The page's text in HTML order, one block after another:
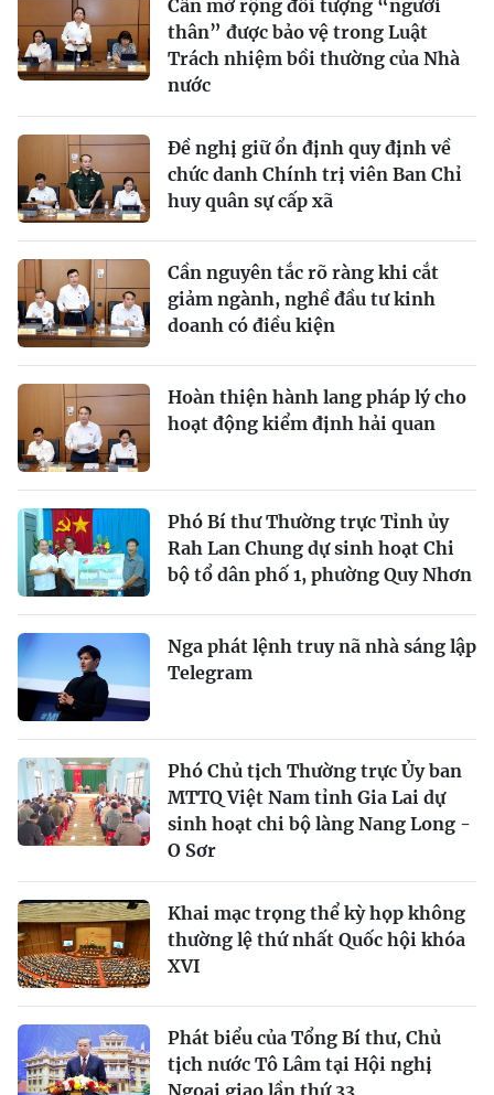
Cần mở rộng đối tượng “người
thân” được bảo vệ trong Luật
Trách nhiệm bồi thường của Nhà
nước
Đề nghị giữ ổn định quy định về
chức danh Chính trị viên Ban Chỉ
huy quân sự cấp xã
Cần nguyên tắc rõ ràng khi cắt
giảm ngành, nghề đầu tư kinh
doanh có điều kiện
Hoàn thiện hành lang pháp lý cho
hoạt động kiểm định hải quan
Phó Bí thư Thường trực Tỉnh ủy
Rah Lan Chung dự sinh hoạt Chi
bộ tổ dân phố 1, phường Quy Nhơn
Nga phát lệnh truy nã nhà sáng lập
Telegram
Phó Chủ tịch Thường trực Ủy ban
MTTQ Việt Nam tỉnh Gia Lai dự
sinh hoạt chi bộ làng Nang Long -
O Sơr
Khai mạc trọng thể kỳ họp không
thường lệ thứ nhất Quốc hội khóa
XVI
Phát biểu của Tổng Bí thư, Chủ
tịch nước Tô Lâm tại Hội nghị